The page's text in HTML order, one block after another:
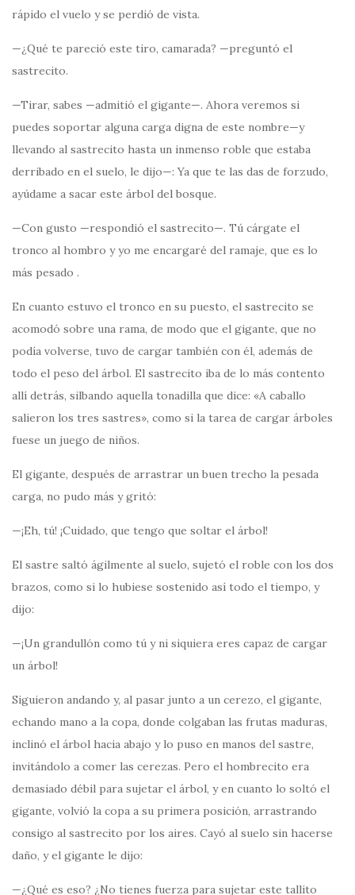
rápido el vuelo y se perdió de vista.
—¿Qué te pareció este tiro, camarada? —preguntó el
sastrecito.
—Tirar, sabes —admitió el gigante—. Ahora veremos si
puedes soportar alguna carga digna de este nombre—y
llevando al sastrecito hasta un inmenso roble que estaba
derribado en el suelo, le dijo—: Ya que te las das de forzudo,
ayúdame a sacar este árbol del bosque.
—Con gusto —respondió el sastrecito—. Tú cárgate el
tronco al hombro y yo me encargaré del ramaje, que es lo
más pesado .
En cuanto estuvo el tronco en su puesto, el sastrecito se
acomodó sobre una rama, de modo que el gigante, que no
podía volverse, tuvo de cargar también con él, además de
todo el peso del árbol. El sastrecito iba de lo más contento
allí detrás, silbando aquella tonadilla que dice: «A caballo
salieron los tres sastres», como si la tarea de cargar árboles
fuese un juego de niños.
El gigante, después de arrastrar un buen trecho la pesada
carga, no pudo más y gritó:
—¡Eh, tú! ¡Cuidado, que tengo que soltar el árbol!
El sastre saltó ágilmente al suelo, sujetó el roble con los dos
brazos, como si lo hubiese sostenido así todo el tiempo, y
dijo:
—¡Un grandullón como tú y ni siquiera eres capaz de cargar
un árbol!
Siguieron andando y, al pasar junto a un cerezo, el gigante,
echando mano a la copa, donde colgaban las frutas maduras,
inclinó el árbol hacia abajo y lo puso en manos del sastre,
invitándolo a comer las cerezas. Pero el hombrecito era
demasiado débil para sujetar el árbol, y en cuanto lo soltó el
gigante, volvió la copa a su primera posición, arrastrando
consigo al sastrecito por los aires. Cayó al suelo sin hacerse
daño, y el gigante le dijo:
—¿Qué es eso? ¿No tienes fuerza para sujetar este tallito